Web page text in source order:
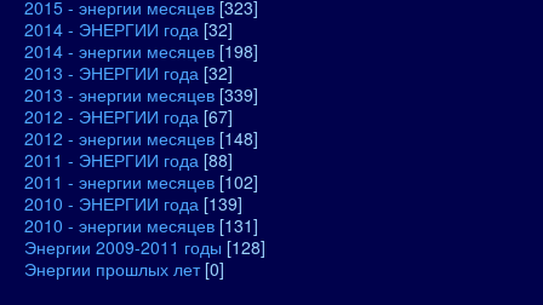
2015 - энергии месяцев [323]
2014 - ЭНЕРГИИ года [32]
2014 - энергии месяцев [198]
2013 - ЭНЕРГИИ года [32]
2013 - энергии месяцев [339]
2012 - ЭНЕРГИИ года [67]
2012 - энергии месяцев [148]
2011 - ЭНЕРГИИ года [88]
2011 - энергии месяцев [102]
2010 - ЭНЕРГИИ года [139]
2010 - энергии месяцев [131]
Энергии 2009-2011 годы [128]
Энергии прошлых лет [0]